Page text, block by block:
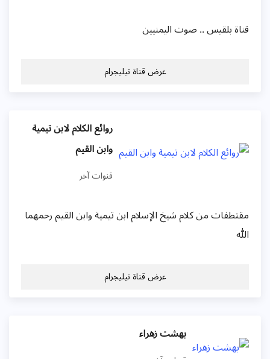
قناة بلقيس .. صوت اليمنيين
عرض قناة تيليجرام
روائع الكلام لابن تيمية
وابن القيم
قنوات آخر
مقتطفات من كلام شيخ الإسلام ابن تيمية وابن القيم رحمهما
الله
عرض قناة تيليجرام
بهشت زهراء